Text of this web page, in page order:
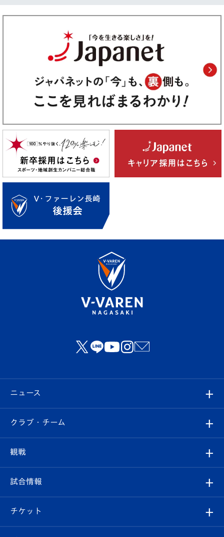
ニュース
すべて
クラブ
試合情報
クラブ・チーム
クラブ概要
エンブレム紹介
観戦
観戦ルール
はじめての観戦ガイド
試合情報
試合日程/結果
チケット